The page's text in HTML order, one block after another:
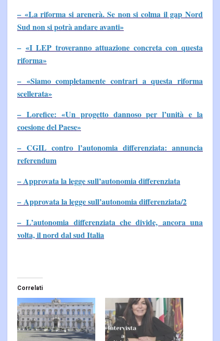
– «La riforma si arenerà. Se non si colma il gap Nord
Sud non si potrà andare avanti»
– «I LEP troveranno attuazione concreta con questa
riforma»
– «Siamo completamente contrari a questa riforma
scellerata»
– Lorefice: «Un progetto dannoso per l’unità e la
coesione del Paese»
– CGIL contro l’autonomia differenziata: annuncia
referendum
– Approvata la legge sull’autonomia differenziata
– Approvata la legge sull’autonomia differenziata/2
– L’autonomia differenziata che divide, ancora una
volta, il nord dal sud Italia
Correlati